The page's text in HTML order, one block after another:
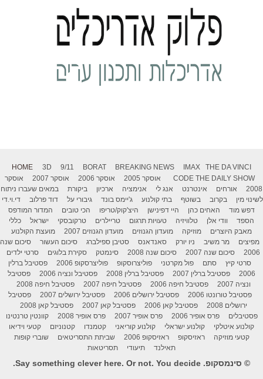
HOME 3D 9/11 BORAT BREAKING NEWS IMAX
THE DA VINCI
CODE THE DAILY SHOW אוסקר 2005 אוסקר 2006 אוסקר 2007
אוסקר
2008
אורחים אינטרנט אנג לי אנימציה ארכיון ביקורת
במאים שעברו ניתוח
לשינוי מין
בקרוב בשוטף בתי קולנוע ג'יימס בונד גיבורי על דוד פרלוב
די.וי.די
דפש מוד
האחים כהן היי דפינישן היצ'קוק/טריפו הכי טובים
המדור המודפס
הספד
וודי אלן טלוויזיה טעויות תרגום טריילרים טרקובסקי ישראל
כללי
מאבק היוצרים
מוזיקה מועדון הגנוזים מועדון הגנוזים 2007
מועצת הקולנוע
מפיצים
מר משיב ניו יורק סאנדאנס סטיבן ספילברג סיכום העשור
סיכום שנה
2006
סיכום שנה 2007 סיכום שנה 2008 סינמטק סקירת בלוגים
סרטי ילדים
סרטי קיץ
סתם פול מקרטני פוליצרוסקופ פוליצרסקופ 2006
פסטיבל ברלין
2006
פסטיבל ברלין 2007 פסטיבל ברלין 2008 פסטיבל ונציה 2006
פסטיבל
ונציה 2007
פסטיבל חיפה 2006 פסטיבל חיפה 2007
פסטיבל חיפה 2008
פסטיבל טורונטו 2006
פסטיבל ירושלים 2006 פסטיבל ירושלים 2007
פסטיבל
ירושלים 2008
פסטיבל קאן 2006 פסטיבל קאן 2007
פסטיבל קאן 2008
פסטיבלים
פרס אופיר 2006 פרס אופיר 2007 פרס אופיר 2008
קוונטין טרנטינו
קולנוע איטלקי
קולנוע ישראלי קולנוע קוריאני קטמנדו קטנוניזם
קטעי וידיאו
קטעי מוזיקה
ראזיסקופ ראזיסקופ 2006 שביתת התסריטאים
שוברי קופות
תאילנד
תיעודי תסריטאות
© סינמסקופ. Say something clever here. Or not. You decide.